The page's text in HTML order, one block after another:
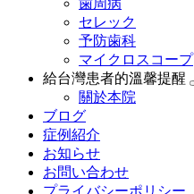
セレック
予防歯科
マイクロスコープ
給台灣患者的溫馨提醒
關於本院
ブログ
症例紹介
お知らせ
お問い合わせ
プライバシーポリシー